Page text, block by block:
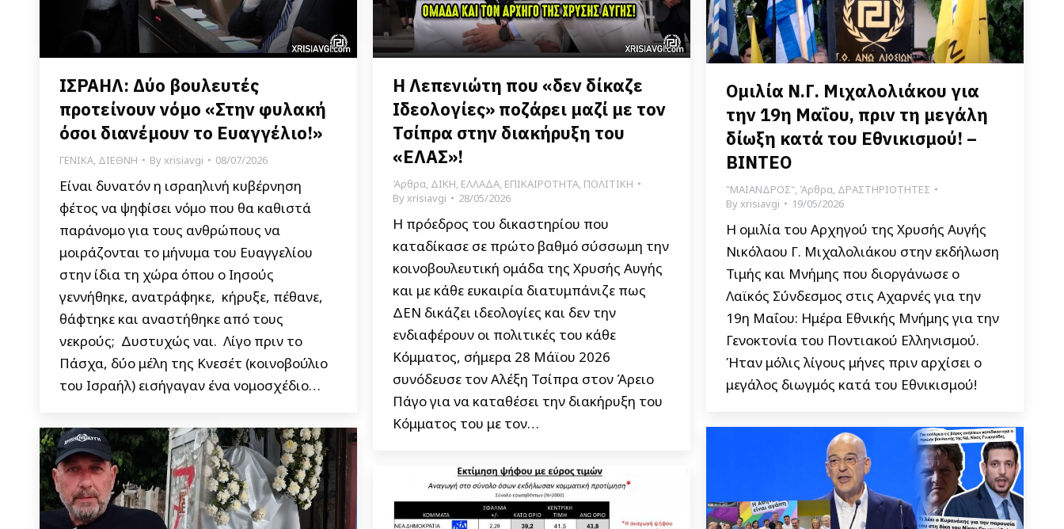
ΙΣΡΑΗΛ: Δύο βουλευτές
προτείνουν νόμο «Στην φυλακή
όσοι διανέμουν το Ευαγγέλιο!»
ΓΕΝΙΚΑ, ΔΙΕΘΝΗ Byxrisiavgi 08/07/2026
Είναι δυνατόν η ισραηλινή κυβέρνηση
φέτος να ψηφίσει νόμο που θα καθιστά
παράνομο για τους ανθρώπους να
μοιράζονται το μήνυμα του Ευαγγελίου
στην ίδια τη χώρα όπου ο Ιησούς
γεννήθηκε, ανατράφηκε, κήρυξε, πέθανε,
θάφτηκε και αναστήθηκε από τους
νεκρούς; Δυστυχώς ναι. Λίγο πριν το
Πάσχα, δύο μέλη της Κνεσέτ (κοινοβούλιο
του Ισραήλ) εισήγαγαν ένα νομοσχέδιο…
Η Λεπενιώτη που «δεν δίκαζε
Ιδεολογίες» ποζάρει μαζί με τον
Τσίπρα στην διακήρυξη του
«ΕΛΑΣ»!
Άρθρα, ΔΙΚΗ, ΕΛΛΑΔΑ, ΕΠΙΚΑΙΡΟΤΗΤΑ, ΠΟΛΙΤΙΚΗ
Byxrisiavgi 28/05/2026
Η πρόεδρος του δικαστηρίου που
καταδίκασε σε πρώτο βαθμό σύσσωμη την
κοινοβουλευτική ομάδα της Χρυσής Αυγής
και με κάθε ευκαιρία διατυμπάνιζε πως
ΔΕΝ δικάζει ιδεολογίες και δεν την
ενδιαφέρουν οι πολιτικές του κάθε
Κόμματος, σήμερα 28 Μάϊου 2026
συνόδευσε τον Αλέξη Τσίπρα στον Άρειο
Πάγο για να καταθέσει την διακήρυξη του
Κόμματος του με τον…
Ομιλία Ν.Γ. Μιχαλολιάκου για
την 19η Μαΐου, πριν τη μεγάλη
δίωξη κατά του Εθνικισμού! –
ΒΙΝΤΕΟ
"ΜΑΙΑΝΔΡΟΣ", Άρθρα, ΔΡΑΣΤΗΡΙΟΤΗΤΕΣ
Byxrisiavgi 19/05/2026
Η ομιλία του Αρχηγού της Χρυσής Αυγής
Νικόλαου Γ. Μιχαλολιάκου στην εκδήλωση
Τιμής και Μνήμης που διοργάνωσε ο
Λαϊκός Σύνδεσμος στις Αχαρνές για την
19η Μαΐου: Ημέρα Εθνικής Μνήμης για την
Γενοκτονία του Ποντιακού Ελληνισμού.
Ήταν μόλις λίγους μήνες πριν αρχίσει ο
μεγάλος διωγμός κατά του Εθνικισμού!